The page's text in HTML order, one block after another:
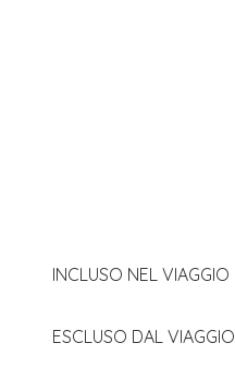
INCLUSO NEL VIAGGIO
ESCLUSO DAL VIAGGIO